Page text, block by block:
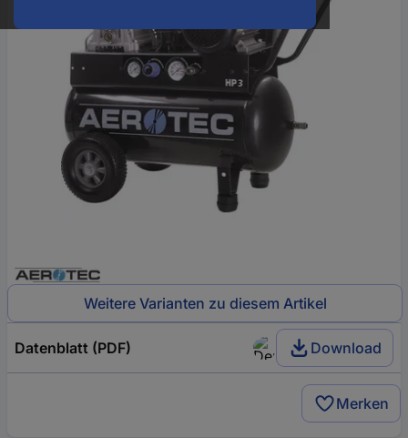
Weitere Varianten zu diesem Artikel
Datenblatt (PDF) Download
Merken